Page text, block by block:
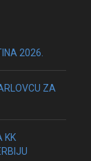
2026.
ZA
KK